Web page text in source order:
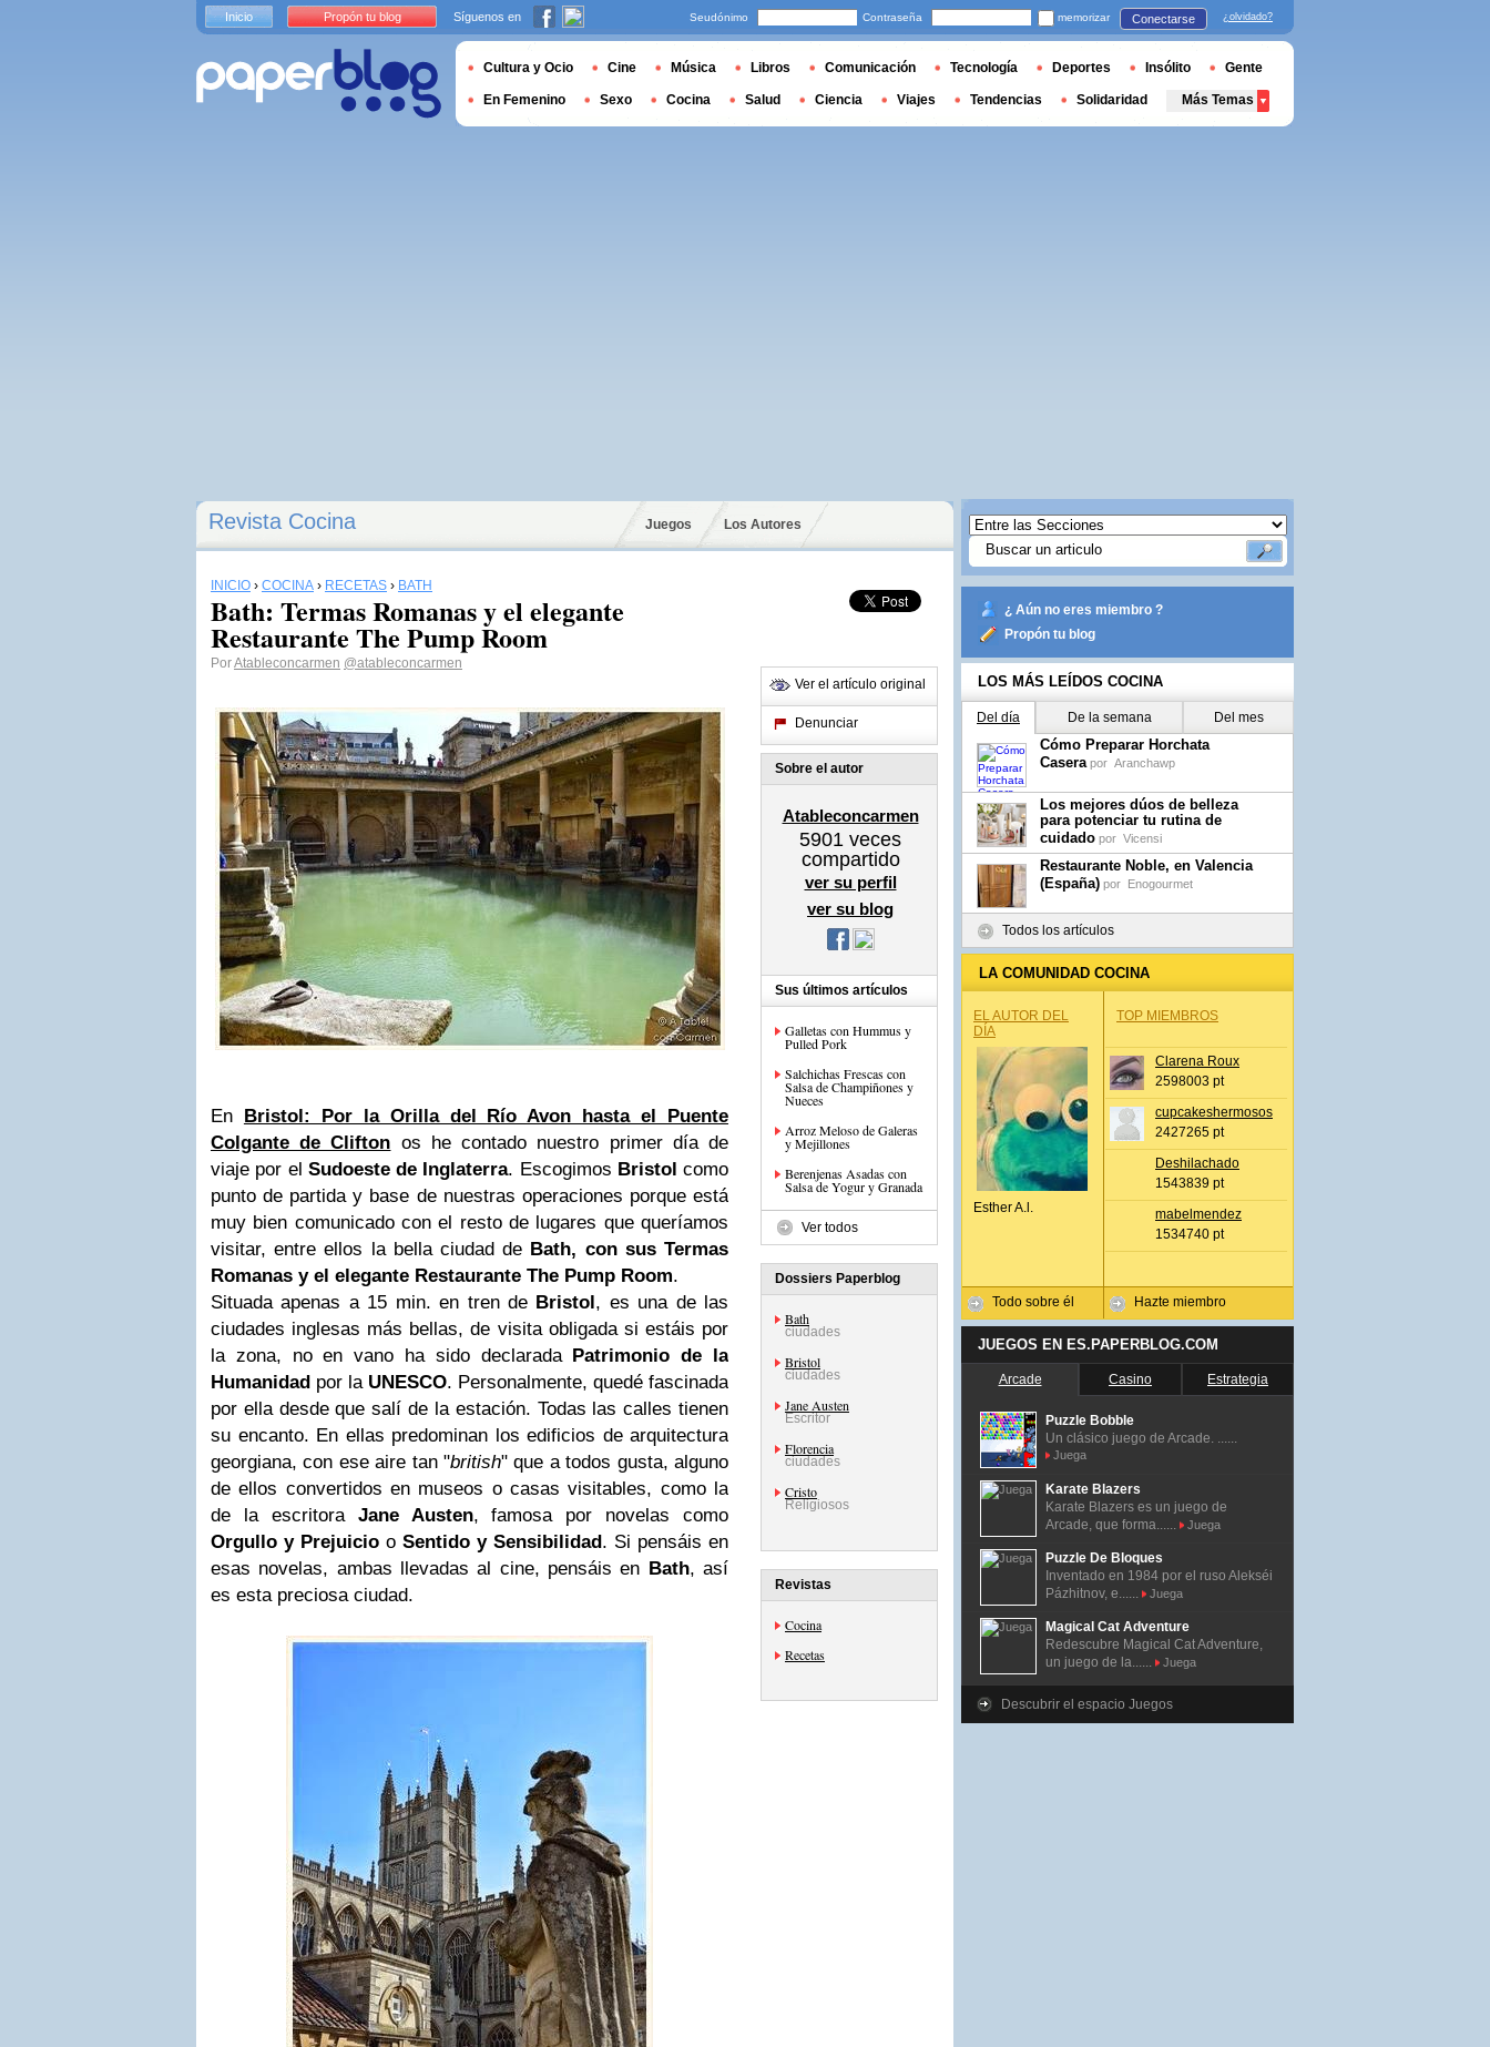
Revista Cocina Juegos Los Autores
INICIO › COCINA › RECETAS › BATH
Bath: Termas Romanas y el elegante
Restaurante The Pump Room
PorAtableconcarmen @atableconcarmen
En Bristol: Por la Orilla del Río Avon hasta el Puente
Colgante de Clifton os he contado nuestro primer día de
viaje por el Sudoeste de Inglaterra. Escogimos Bristol como
punto de partida y base de nuestras operaciones porque está
muy bien comunicado con el resto de lugares que queríamos
visitar, entre ellos la bella ciudad de Bath, con sus Termas
Romanas y el elegante Restaurante The Pump Room.
Situada apenas a 15 min. en tren de Bristol, es una de las
ciudades inglesas más bellas, de visita obligada si estáis por
la zona, no en vano ha sido declarada Patrimonio de la
Humanidad por la UNESCO. Personalmente, quedé fascinada
por ella desde que salí de la estación. Todas las calles tienen
su encanto. En ellas predominan los edificios de arquitectura
georgiana, con ese aire tan "british" que a todos gusta, alguno
de ellos convertidos en museos o casas visitables, como la
de la escritora Jane Austen, famosa por novelas como
Orgullo y Prejuicio o Sentido y Sensibilidad. Si pensáis en
esas novelas, ambas llevadas al cine, pensáis en Bath, así
es esta preciosa ciudad.
Ver el artículo original
Denunciar
Sobre el autor
Atableconcarmen
5901 veces
compartido
ver su perfil
ver su blog
Sus últimos artículos
Galletas con Hummus y
Pulled Pork
Salchichas Frescas con
Salsa de Champiñones y
Nueces
Arroz Meloso de Galeras
y Mejillones
Berenjenas Asadas con
Salsa de Yogur y Granada
Ver todos
Dossiers Paperblog
Bath
ciudades
Bristol
ciudades
Jane Austen
Escritor
Florencia
ciudades
Cristo
Religiosos
Revistas
Cocina
Recetas
¿ Aún no eres miembro ?
Propón tu blog
LOS MÁS LEÍDOS COCINA
Del día De la semana Del mes
Cómo Preparar Horchata
Casera por Aranchawp
Los mejores dúos de belleza
para potenciar tu rutina de
cuidado por Vicensi
Restaurante Noble, en Valencia
(España) por Enogourmet
Todos los artículos
LA COMUNIDAD COCINA
EL AUTOR DEL
DÍA
Esther A.l.
Todo sobre él
TOP MIEMBROS
Clarena Roux
2598003 pt
cupcakeshermosos
2427265 pt
Deshilachado
1543839 pt
mabelmendez
1534740 pt
Hazte miembro
JUEGOS EN ES.PAPERBLOG.COM
Arcade Casino Estrategia
Puzzle Bobble
Un clásico juego de Arcade. ......
Juega
Karate Blazers
Karate Blazers es un juego de
Arcade, que forma......
Juega
Puzzle De Bloques
Inventado en 1984 por el ruso Alekséi
Pázhitnov, e......
Juega
Magical Cat Adventure
Redescubre Magical Cat Adventure,
un juego de la......
Juega
Descubrir el espacio Juegos
Inicio Propón tu blog Síguenos en Seudónimo Contraseña memorizar Conectarse ¿olvidado?
Cultura y Ocio Cine Música Libros Comunicación Tecnología Deportes Insólito Gente
En Femenino Sexo Cocina Salud Ciencia Viajes Tendencias Solidaridad Más Temas